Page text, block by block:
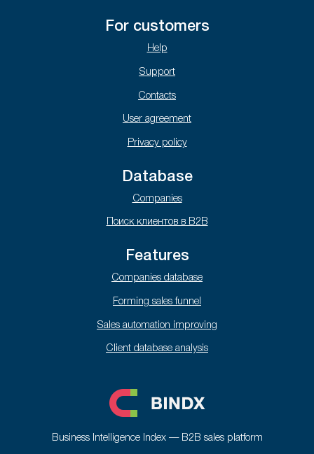
For customers
Help
Support
Contacts
User agreement
Privacy policy
Database
Companies
Поиск клиентов в B2B
Features
Companies database
Forming sales funnel
Sales automation improving
Client database analysis
Business Intelligence Index — B2B sales platform